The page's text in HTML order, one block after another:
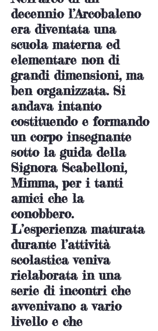
decennio l’Arcobaleno
era diventata una
scuola materna ed
elementare non di
grandi dimensioni, ma
ben organizzata. Si
andava intanto
costituendo e formando
un corpo insegnante
sotto la guida della
Signora Scabelloni,
Mimma, per i tanti
amici che la
conobbero.
L’esperienza maturata
durante l’attività
scolastica veniva
rielaborata in una
serie di incontri che
avvenivano a vario
livello e che